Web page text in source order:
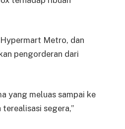
Metro, dan
pengorderan dari
yang meluas sampai ke
segera,”